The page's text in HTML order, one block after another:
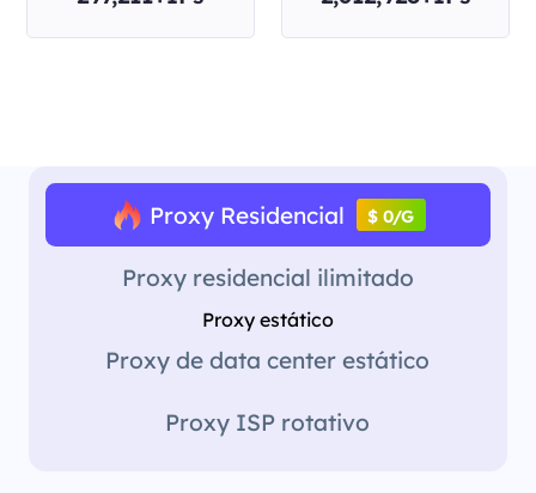
Proxy Residencial $ 0/G
Proxy residencial ilimitado
Proxy estático
Proxy de data center estático
Proxy ISP rotativo